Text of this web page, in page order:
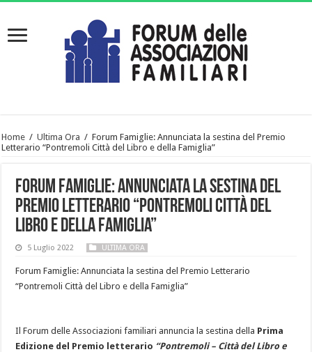
Home / Ultima Ora / Forum Famiglie: Annunciata la sestina del Premio
Letterario “Pontremoli Città del Libro e della Famiglia”
Forum Famiglie: Annunciata la sestina del
Premio Letterario “Pontremoli Città del
Libro e della Famiglia”
5 Luglio 2022 ULTIMA ORA
Forum Famiglie: Annunciata la sestina del Premio Letterario
“Pontremoli Città del Libro e della Famiglia”
Il Forum delle Associazioni familiari annuncia la sestina della Prima
Edizione del Premio letterario “Pontremoli – Città del Libro e